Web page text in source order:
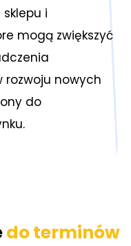
i
mogą zwiększyć
rozwoju nowych
do
do terminów